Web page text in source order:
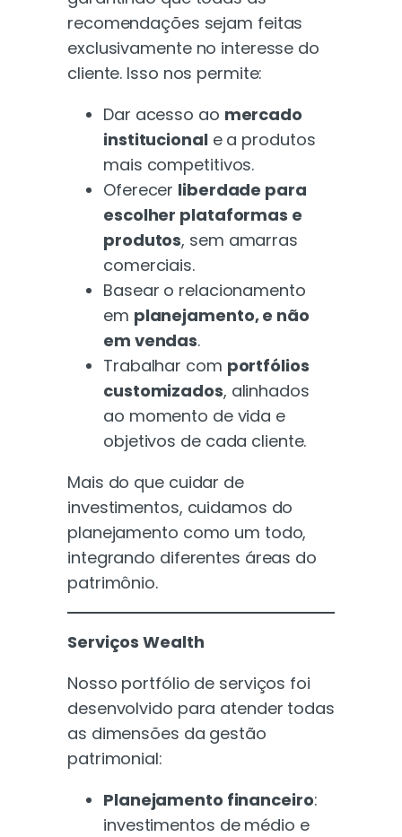
recomendações sejam feitas
exclusivamente no interesse do
cliente. Isso nos permite:
Dar acesso ao mercado
institucionale a produtos
mais competitivos.
Oferecer liberdade para
escolher plataformas e
produtos, sem amarras
comerciais.
Basear o relacionamento
em planejamento, e não
em vendas.
Trabalhar com portfólios
customizados, alinhados
ao momento de vida e
objetivos de cada cliente.
Mais do que cuidar de
investimentos, cuidamos do
planejamento como um todo,
integrando diferentes áreas do
patrimônio.
Serviços Wealth
Nosso portfólio de serviços foi
desenvolvido para atender todas
as dimensões da gestão
patrimonial:
Planejamento financeiro:
investimentos de médio e